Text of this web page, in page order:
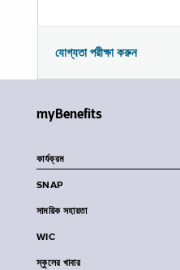
যোগ্যতা পরীক্ষা করুন
myBenefits
কার্যক্রম
SNAP
সাময়িক সহায়তা
WIC
স্কুলের খাবার